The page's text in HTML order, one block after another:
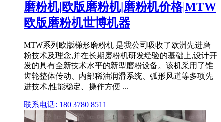
磨粉机|欧版磨粉机|磨粉机价格|MTW
欧版磨粉机世博机器
MTW系列欧版梯形磨粉机 是我公司吸收了欧洲先进磨
粉技术及理念,并在长期磨粉机研发经验的基础上,设计开
发的具有全新技术水平的新型磨粉设备。该机采用了锥
齿轮整体传动、内部稀油润滑系统、弧形风道等多项先
进技术,性能稳定、操作方便 ...
联系电话: 180 3780 8511